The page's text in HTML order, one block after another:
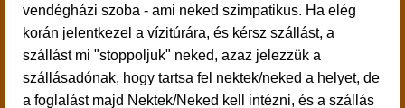
vendégházi szoba - ami neked szimpatikus. Ha elég
korán jelentkezel a vízitúrára, és kérsz szállást, a
szállást mi "stoppoljuk" neked, azaz jelezzük a
szállásadónak, hogy tartsa fel nektek/neked a helyet, de
a foglalást majd Nektek/Neked kell intézni, és a szállás